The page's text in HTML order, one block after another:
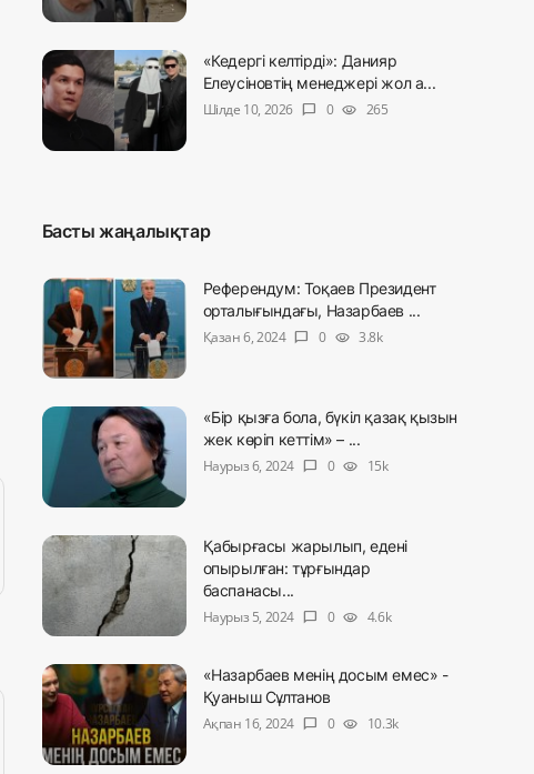
«Кедергі келтірді»: Данияр
Елеусіновтің менеджері жол а...
Шілде 10, 2026
chat_bubble 0 visibility 265
Басты жаңалықтар
Референдум: Тоқаев Президент
орталығындағы, Назарбаев ...
Қазан 6, 2024 chat_bubble 0 visibility 3.8k
«Бір қызға бола, бүкіл қазақ қызын
жек көріп кеттім» – ...
Наурыз 6, 2024
chat_bubble 0 visibility 15k
Қабырғасы жарылып, едені
опырылған: тұрғындар
баспанасы...
Наурыз 5, 2024
chat_bubble 0 visibility 4.6k
«Назарбаев менің досым емес» -
Қуаныш Сұлтанов
Ақпан 16, 2024
chat_bubble 0 visibility 10.3k